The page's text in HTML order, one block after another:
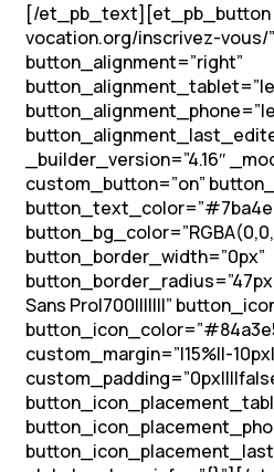
[/et_pb_text][et_pb_button
vocation.org/inscrivez-vous/”
button_alignment=”right”
_builder_version=”4.16″
custom_button=”on”
button_border_width=”0px”
Sans Pro|700|||||||”
custom_margin=”|15%||-